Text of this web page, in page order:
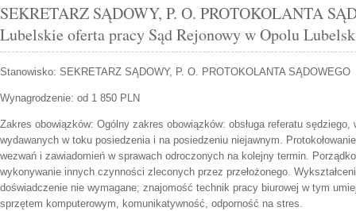
SEKRETARZ SĄDOWY, P. O. PROTOKOLANTA
Lubelskie oferta pracy Sąd Rejonowy w Opolu
Stanowisko: SEKRETARZ SĄDOWY, P. O. PROTOKOLANTA SĄDOWEGO
Wynagrodzenie: od 1 850 PLN
Zakres obowiązków: Ogólny zakres obowiązków: obsługa referatu
wydawanych w toku posiedzenia i na posiedzeniu niejawnym.
wezwań i zawiadomień w sprawach odroczonych na kolejny termin.
wykonywanie innych czynności zleconych przez przełożonego.
doświadczenie nie wymagane; znajomość technik pracy biurowej w tym
sprzętem komputerowym, komunikatywność, odporność na stres.